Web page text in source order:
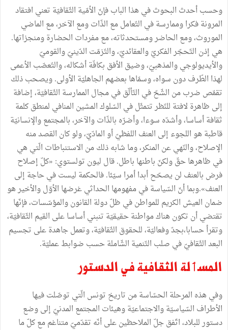
وحسبأحدث البحوثفي هذا البابفإنّ الأمّية الثّقافيّة تعني افتقاد
المرونةفكراوممارسةفي التّعاملمع الذّاتومع الآخر،مع الماضي
الموروث،ومع الحاضرومستحدثاته،معمفردات الحضارةومنجزاتها.
هي إذن التّحجّرالفكريّوالعقائديّ،والتّزمّت الدّينيّوالقوميّ
والأيديولوجيوالمذهبيّ،وضيق الأفق بكافّةأشكاله،والتّعصّب الأعمى
لهذا الطّرفدون سواه،وسمّاها بعضهم الجاهليّة الأولى.ويصحبذلك
تقمّص ضربمن الشّحّفي التّألّقفيمجال الممارسة الثّقافيّة،إضافة
إلى ظاهرة لافتة للنّظرتتمثّلفي السّلوكالمشين المنافي لمنطقكلمة
ثقافةأساسا،وأشدّه سوءا،وأضرّه بالذّاتوالآخر،بالمجتمعوالإنسانيّة
قاطبة هواللجوء إلى العنف اللفظيّأوالمادّيّ،ولوكان القصدمنه
الإصلاح،والنّهيعن المنكر،وما شابهذلكمن الاستنباطات الّتي هي
في ظاهرهاحقّولكنّ باطنها باطل.قال ليون تولستوي:
«كلّ إصلاح
فرض بالعنف لن يصحّحأبداأمرا سيّئا.فالحكمة ليستفيحاجة إلى
العنف»
.وبماأنّ السّياسةفيمفهومها الحداثيغرضها الأوّلوالأخيرهو
ضمان العيش الكريم للمواطنفي ظلّدولة القانونوالمؤسّسات،فإنّها
تقتضيأن تكون هناكمواطنةحقيقيّة تنبنيأساساعلى القيم الثّقافيّة،
وتقرأحسابا،بجدّوفعاليّة،للحقوق الثّقافيّة،وتعملجاهدةعلى تجسيم
البعدالثّقافيّفي صلب التّنمية الشّاملةحسب ضوابطعمليّة.
المسٲلة الثقافية في الدستور
وفي هذه المرحلة الحسّاسةمن تاريخ تونس الّتي توصّلتفيها
الأطراف السّياسيّةوالاجتماعيّةوهيئات المجتمع المدنيّ إلىوضع
دستورللبلاد،اتّفقجلّ الملاحظينعلىأنّه تقدّميّمتناغممعكلّما